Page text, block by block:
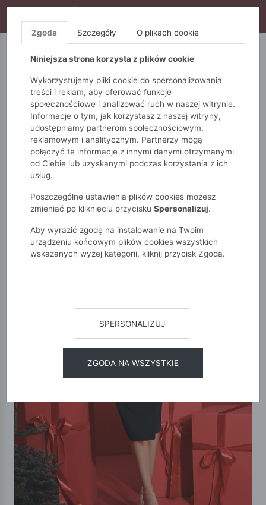
S10), DODATKOWE 15% ZA 3SZT (KOD: S15)
5.10.15. QUIOSQUE
Monnari Zobacz wszystko Spódnice
Ołówkowa
Ołówkowa spódnica midi
Zgoda Szczegóły O plikach cookie
Niniejsza strona korzysta z plików cookie
Wykorzystujemy pliki cookie do spersonalizowania
treści i reklam, aby oferować funkcje
społecznościowe i analizować ruch w naszej witrynie.
Informacje o tym, jak korzystasz z naszej witryny,
udostępniamy partnerom społecznościowym,
reklamowym i analitycznym. Partnerzy mogą
połączyć te informacje z innymi danymi otrzymanymi
od Ciebie lub uzyskanymi podczas korzystania z ich
usług.
Poszczególne ustawienia plików cookies możesz
zmieniać po kliknięciu przycisku Spersonalizuj.
Aby wyrazić zgodę na instalowanie na Twoim
urządzeniu końcowym plików cookies wszystkich
wskazanych wyżej kategorii, kliknij przycisk Zgoda.
SPERSONALIZUJ
ZGODA NA WSZYSTKIE